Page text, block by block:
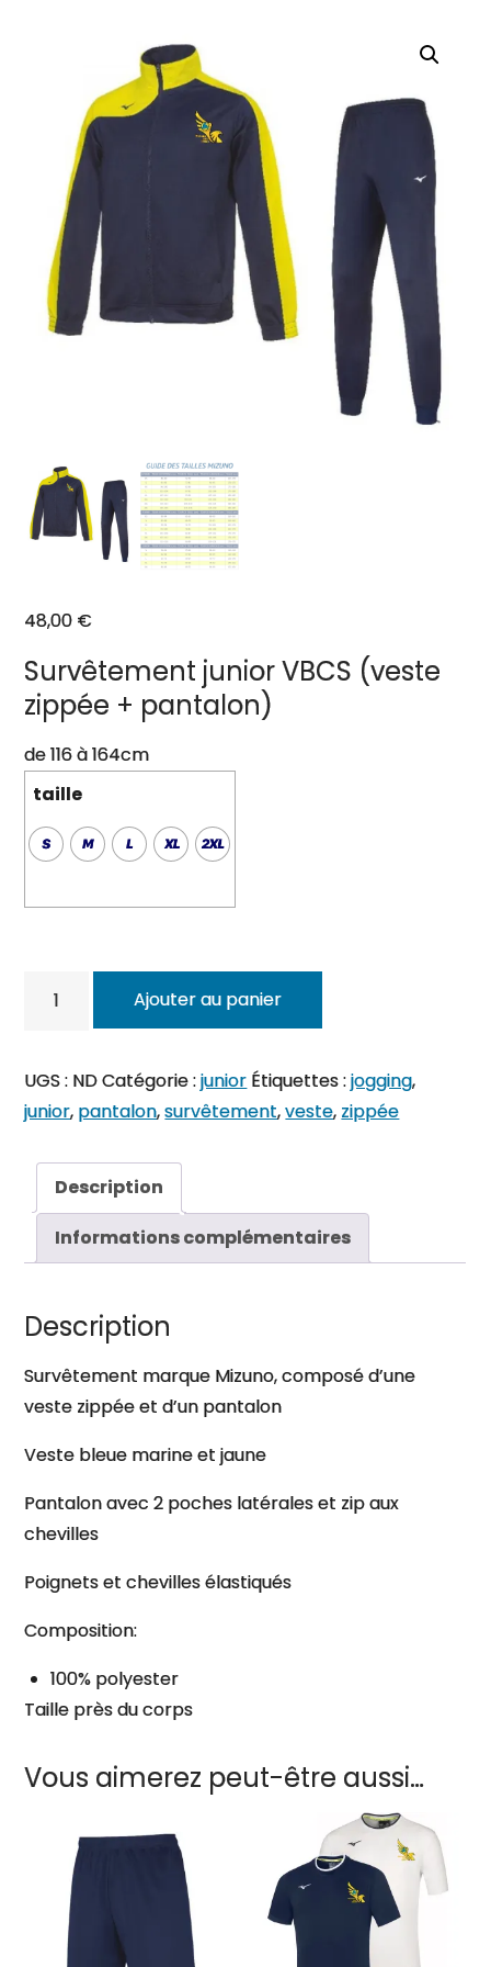
48,00 €
Survêtement junior VBCS (veste
zippée + pantalon)
de 116 à 164cm
taille
junior
(veste
pantalon)
Ajouter au panier
UGS : NDCatégorie :junior Étiquettes :jogging,
junior, pantalon,survêtement,veste, zippée
Description
Informations complémentaires
Description
Survêtement marque Mizuno, composé d’une
veste zippée et d’un pantalon
Veste bleue marine et jaune
Pantalon avec 2 poches latérales et zip aux
chevilles
Poignets et chevilles élastiqués
Composition:
100% polyester
Taille près du corps
Vous aimerez peut-être aussi…